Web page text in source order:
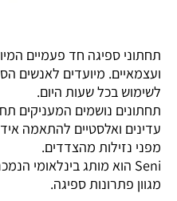
תחתוני ספיגה חד פעמיים
ועצמאיים. מיועדים לאנשים
לשימוש בכל שעות היום.
תחתונים נושמים המעניקים
עדינים ואלסטיים להתאמה
מפני נזילות מהצדדים.
מגוון פתרונות ספיגה.